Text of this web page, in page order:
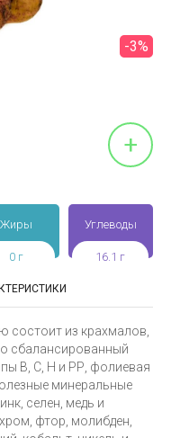
-3%
+
Жиры
0 г
Углеводы
16.1 г
состоит из крахмалов,
сбалансированный
В, С, Н и РР, фолиевая
минеральные
селен, медь и
фтор, молибден,